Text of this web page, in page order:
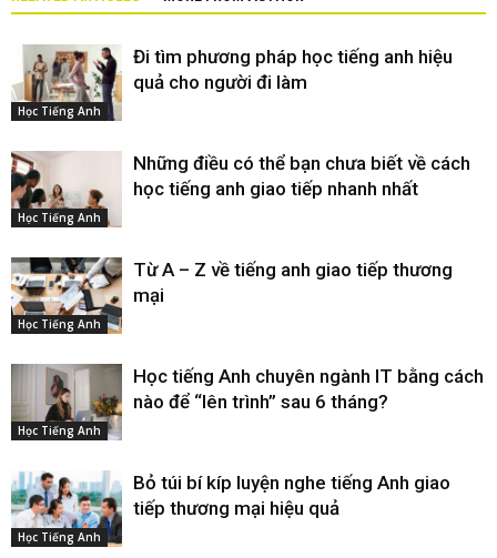
Học Tiếng Anh
Đi tìm phương pháp học tiếng anh hiệu
quả cho người đi làm
Học Tiếng Anh
Những điều có thể bạn chưa biết về cách
học tiếng anh giao tiếp nhanh nhất
Học Tiếng Anh
Từ A – Z về tiếng anh giao tiếp thương
mại
Học Tiếng Anh
Học tiếng Anh chuyên ngành IT bằng cách
nào để “lên trình” sau 6 tháng?
Học Tiếng Anh
Bỏ túi bí kíp luyện nghe tiếng Anh giao
tiếp thương mại hiệu quả